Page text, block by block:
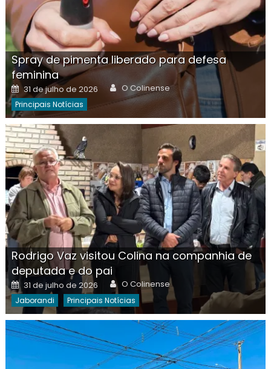
Spray de pimenta liberado para defesa
feminina
Posted
on
31 de julho de 2026 Author
O Colinense
Principais Notícias
Rodrigo Vaz visitou Colina na companhia de
deputada e do pai
Posted
on
31 de julho de 2026 Author
O Colinense
Jaborandi Principais Notícias